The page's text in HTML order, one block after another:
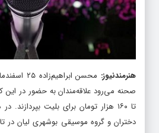
هنرمندنیوز:
محسن
تا ۱۶۰ هزار تومان برای بلیت
دختران و گروه موسیقی بوشهری لیان